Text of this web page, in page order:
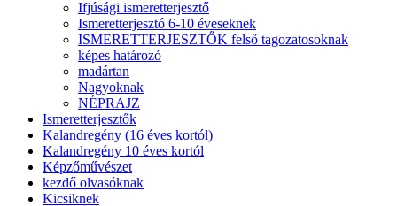
Ifjúsági ismeretterjesztő
Ismeretterjesztó 6-10 éveseknek
ISMERETTERJESZTŐK felső tagozatosoknak
képes határozó
madártan
Nagyoknak
NÉPRAJZ
Ismeretterjesztők
Kalandregény (16 éves kortól)
Kalandregény 10 éves kortól
Képzőművészet
kezdő olvasóknak
Kicsiknek